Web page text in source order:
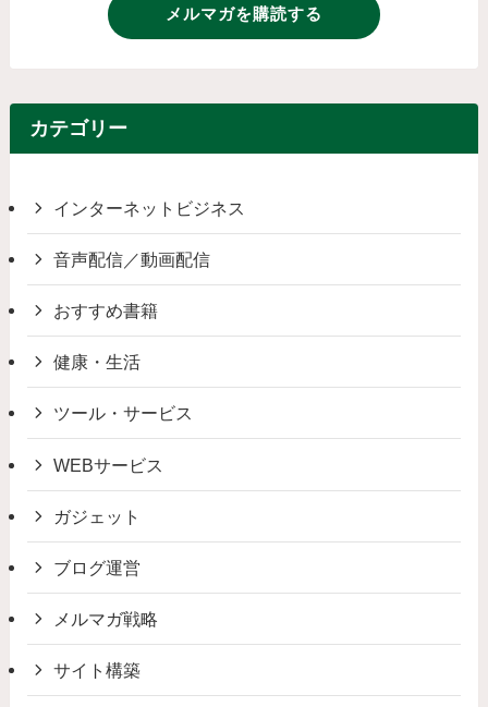
メルマガを購読する
カテゴリー
インターネットビジネス
音声配信／動画配信
おすすめ書籍
健康・生活
ツール・サービス
WEBサービス
ガジェット
ブログ運営
メルマガ戦略
サイト構築